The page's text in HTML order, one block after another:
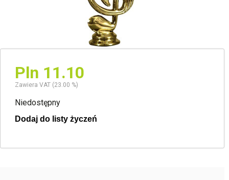
Pln 11.10
Zawiera VAT (23.00 %)
Niedostępny
Dodaj do listy życzeń